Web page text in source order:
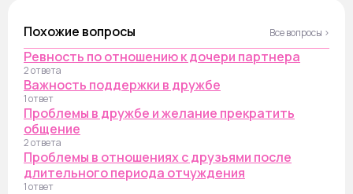
Похожие вопросы Все вопросы ›
Ревность по отношению к дочери партнера
2 ответа
Важность поддержки в дружбе
1 ответ
Проблемы в дружбе и желание прекратить
общение
2 ответа
Проблемы в отношениях с друзьями после
длительного периода отчуждения
1 ответ